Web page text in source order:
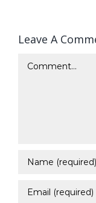
Leave A
Comment